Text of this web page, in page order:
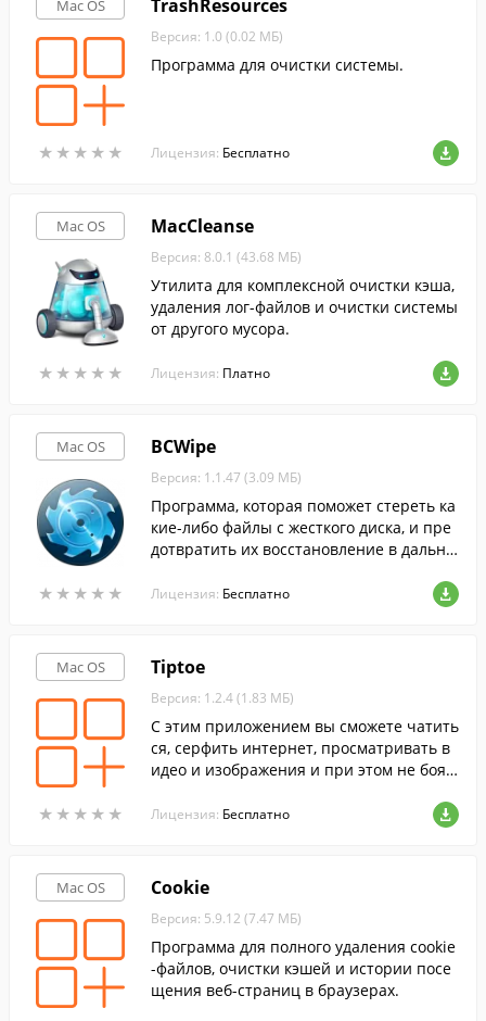
Mac OS
★ ★ ★ ★ ★
★ ★ ★ ★ ★
TrashResources
Версия: 1.0 (0.02 МБ)
Программа для очистки системы.
Лицензия: Бесплатно
Mac OS
★ ★ ★ ★ ★
★ ★ ★ ★ ★
MacCleanse
Версия: 8.0.1 (43.68 МБ)
Утилита для комплексной очистки кэша,
удаления лог-файлов и очистки системы
от другого мусора.
Лицензия: Платно
Mac OS
★ ★ ★ ★ ★
★ ★ ★ ★ ★
BCWipe
Версия: 1.1.47 (3.09 МБ)
Программа, которая поможет стереть ка
кие-либо файлы с жесткого диска, и пре
дотвратить их восстановление в дальне
Лицензия: Бесплатно
Mac OS
★ ★ ★ ★ ★
★ ★ ★ ★ ★
Tiptoe
Версия: 1.2.4 (1.83 МБ)
С этим приложением вы сможете чатить
ся, серфить интернет, просматривать в
идео и изображения и при этом не боят
ей деятельности.
Лицензия: Бесплатно
Mac OS Cookie
Версия: 5.9.12 (7.47 МБ)
Программа для полного удаления cookie
-файлов, очистки кэшей и истории посе
щения веб-страниц в браузерах.